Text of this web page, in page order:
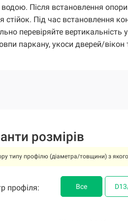
водою. Після встановлення
стійок. Під час встановлення
перевіряйте
паркану, укоси дверей/
розмірів
типу профілю (діаметра/товщини) з якого
профіля: Все
профіля: Все
профіля: Все
профіля: Все
профіля: Все
профіля: Все
профіля: Все